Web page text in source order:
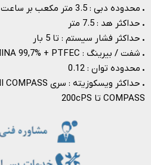
. محدوده دبی : 3.5
متر مکعب بر ساعت
. حداکثر هد : 7.5
متر
. حداکثر فشار سیستم : تا 5 بار
. شفت / بیرینگ : ALLUMINA 99,7% + PTFEC
. محدوده توان : 0.12
.
COMPASS تا 200cPS​​​​​​​